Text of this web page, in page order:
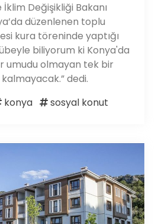
Değişikliği Bakanı
düzenlenen toplu
kura töreninde yaptığı
biliyorum ki Konya'da
umudu olmayan tek bir
dedi.
konya sosyal konut